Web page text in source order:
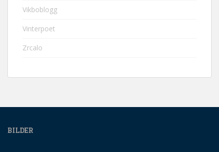
Vikboblogg
Vinterpoet
Zrcalo
BILDER